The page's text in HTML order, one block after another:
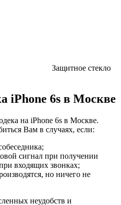
Защитное стекло
iPhone 6s в Москве
на iPhone 6s в Москве.
Вам в случаях, если:
сигнал при получении
входящих звонках;
но ничего не
неудобств и